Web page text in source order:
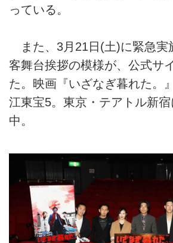
っている。
また、3月21日(土)に緊急実
客舞台挨拶の模様が、公式サ
た。映画『いざなぎ暮れた。
江東宝5。東京・テアトル新
中。